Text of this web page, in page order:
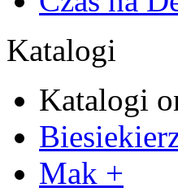
Katalogi
Katalogi
Mak +